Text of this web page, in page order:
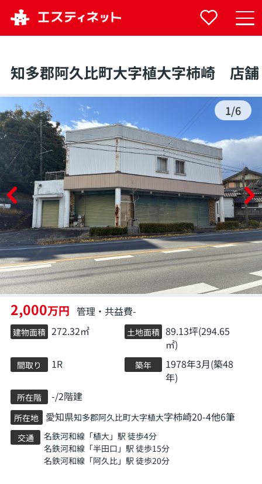
知多郡阿久比町大字植大字柿崎 店舗
1/6
2,000万円 管理・共益費-
建物面積 272.32㎡ 土地面積 89.13坪(294.65
㎡)
間取り 1R 築年
1978年3月(築48
年)
所在階 -/2階建
所在地 愛知県知多郡阿久比町大字植大字柿崎20-4他6筆
交通 名鉄河和線 「植大」駅 徒歩4分
名鉄河和線 「半田口 」駅 徒歩15分
名鉄河和線 「阿久比」駅 徒歩20分